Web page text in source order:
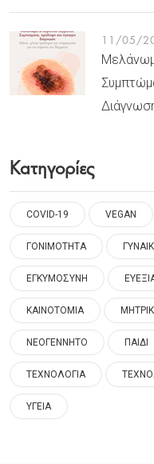
11/05/
Κατηγορίες
COVID-19 VEGAN
ΓΟΝΙΜΟΤΗΤΑ
ΕΓΚΥΜΟΣΥΝΗ
ΚΑΙΝΟΤΟΜΙΑ
ΝΕΟΓΕΝΝΗΤΟ ΠΑΙΔΙ
ΤΕΧΝΟΛΟΓΙΑ
ΥΓΕΙΑ